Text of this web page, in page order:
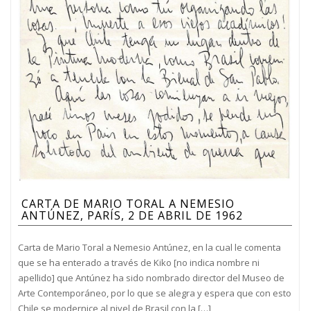
CARTA DE MARIO TORAL A NEMESIO
ANTÚNEZ, PARÍS, 2 DE ABRIL DE 1962
Carta de Mario Toral a Nemesio Antúnez, en la cual le comenta
que se ha enterado a través de Kiko [no indica nombre ni
apellido] que Antúnez ha sido nombrado director del Museo de
Arte Contemporáneo, por lo que se alegra y espera que con esto
Chile se modernice al nivel de Brasil con la […]